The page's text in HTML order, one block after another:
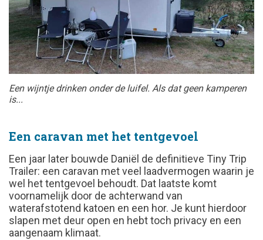
Een wijntje drinken onder de luifel. Als dat geen kamperen
is...
Een caravan met het tentgevoel
Een jaar later bouwde Daniël de definitieve Tiny Trip
Trailer: een caravan met veel laadvermogen waarin je
wel het tentgevoel behoudt. Dat laatste komt
voornamelijk door de achterwand van
waterafstotend katoen en een hor. Je kunt hierdoor
slapen met deur open en hebt toch privacy en een
aangenaam klimaat.